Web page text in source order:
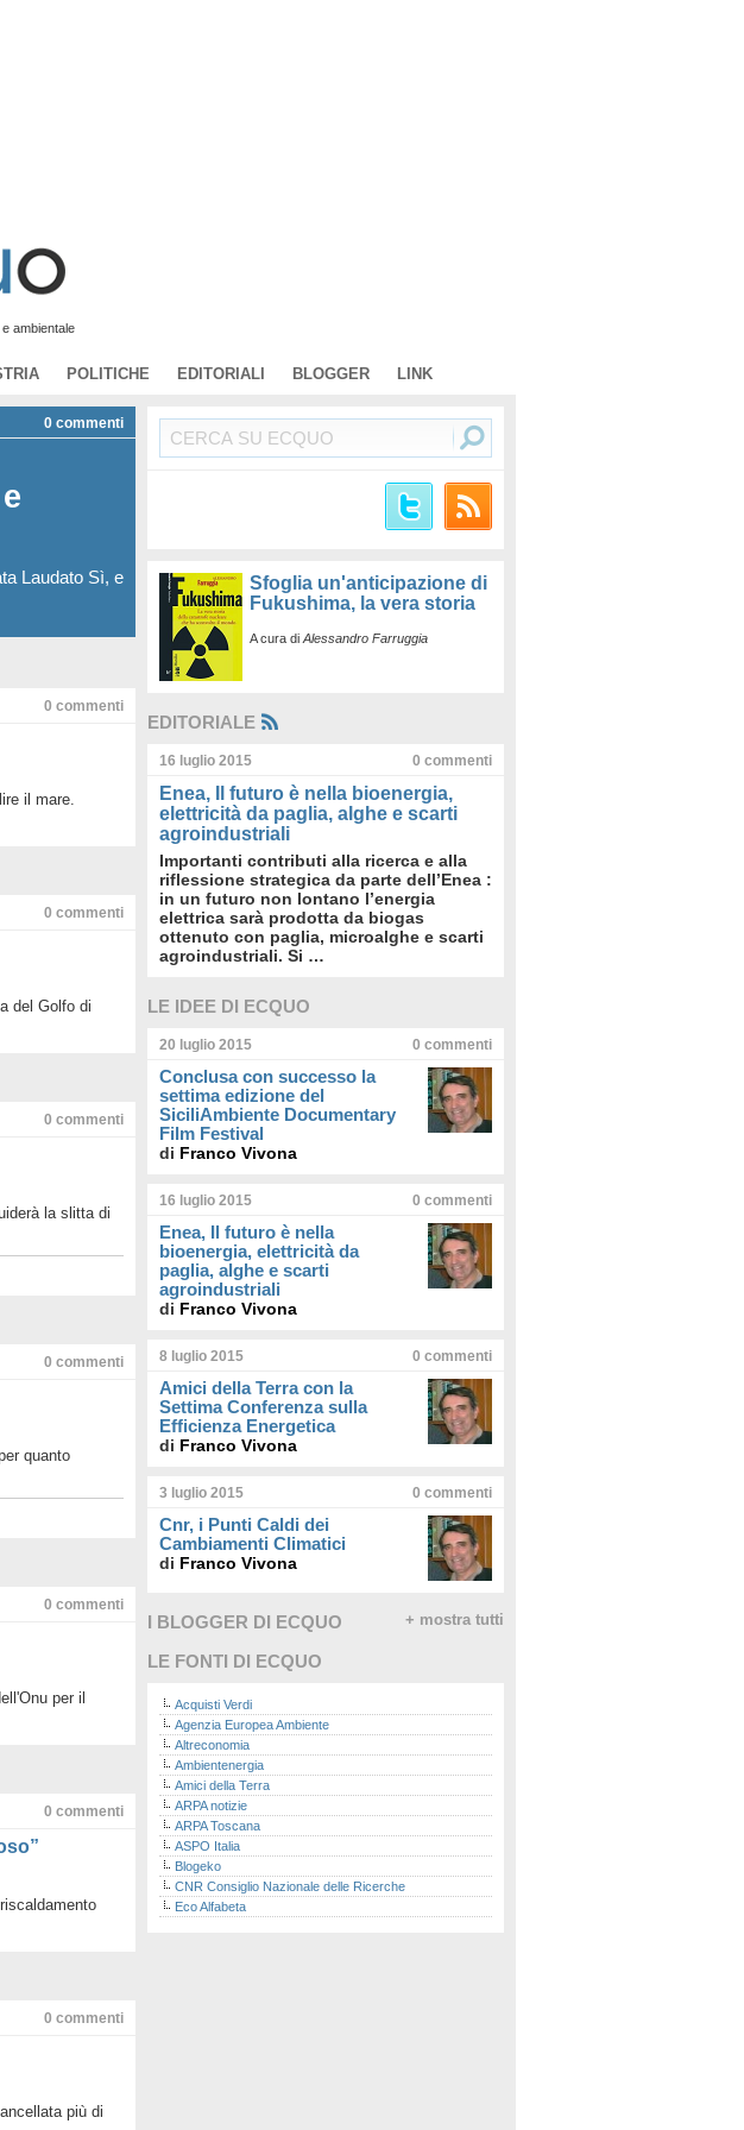
ambientale
POLITICHE EDITORIALI BLOGGER LINK
0 commenti
Laudato Sì, e
0 commenti
il mare.
0 commenti
del Golfo di
0 commenti
la slitta di
0 commenti
quanto
0 commenti
per il
0 commenti
0 commenti
più di
Sfoglia un'anticipazione di
Fukushima, la vera storia
A cura di Alessandro Farruggia
EDITORIALE
16 luglio 2015 0 commenti
Enea, Il futuro è nella bioenergia,
elettricità da paglia, alghe e scarti
agroindustriali
Importanti contributi alla ricerca e alla
riflessione strategica da parte dell’Enea :
in un futuro non lontano l’energia
elettrica sarà prodotta da biogas
ottenuto con paglia, microalghe e scarti
agroindustriali. Si …
LE IDEE DI ECQUO
20 luglio 2015 0 commenti
Conclusa con successo la
settima edizione del
SiciliAmbiente Documentary
Film Festival
di Franco Vivona
16 luglio 2015 0 commenti
Enea, Il futuro è nella
bioenergia, elettricità da
paglia, alghe e scarti
agroindustriali
di Franco Vivona
8 luglio 2015 0 commenti
Amici della Terra con la
Settima Conferenza sulla
Efficienza Energetica
di Franco Vivona
3 luglio 2015 0 commenti
Cnr, i Punti Caldi dei
Cambiamenti Climatici
di Franco Vivona
I BLOGGER DI ECQUO + mostra tutti
LE FONTI DI ECQUO
Acquisti Verdi
Agenzia Europea Ambiente
Altreconomia
Ambientenergia
Amici della Terra
ARPA notizie
ARPA Toscana
ASPO Italia
Blogeko
CNR Consiglio Nazionale delle Ricerche
Eco Alfabeta